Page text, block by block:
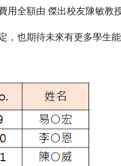
用全額由 傑出校友陳敏教
，也期待未來有更多學生